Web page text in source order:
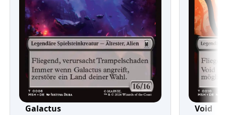
Galactus Void